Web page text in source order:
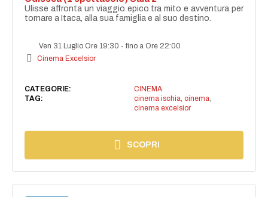
Ulisse affronta un viaggio epico tra mito e avventura per
tornare a Itaca, alla sua famiglia e al suo destino.
Ven 31 Luglio Ore 19:30 -fino a Ore 22:00
Cinema Excelsior
CATEGORIE:
CINEMA
TAG:
cinema ischia cinema
cinema excelsior
SCOPRI